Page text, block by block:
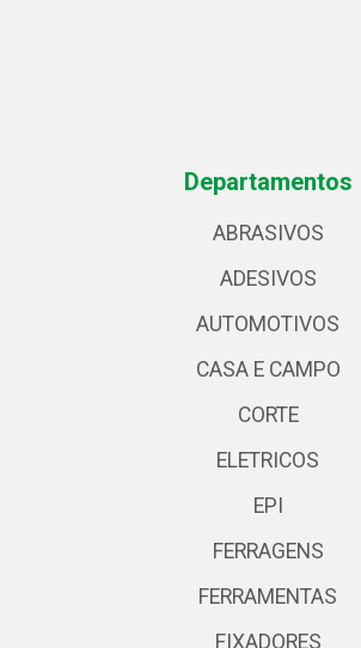
Departamentos
ABRASIVOS
ADESIVOS
AUTOMOTIVOS
CASA E CAMPO
CORTE
ELETRICOS
EPI
FERRAGENS
FERRAMENTAS
FIXADORES